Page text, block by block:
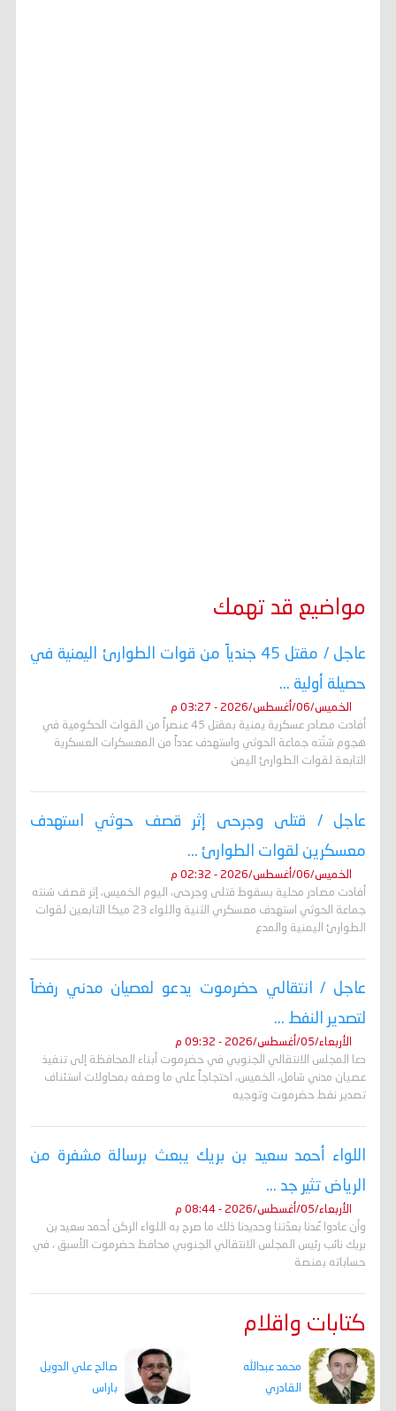
مواضيع قد تهمك
عاجل / مقتل 45 جندياً من قوات الطوارئ اليمنية في
حصيلة أولية ...
الخميس/06/أغسطس/2026 - 03:27 م
أفادت مصادر عسكرية يمنية بمقتل 45 عنصراً من القوات الحكومية في
هجوم شنّته جماعة الحوثي واستهدف عدداً من المعسكرات العسكرية
التابعة لقوات الطوارئ اليمن
عاجل / قتلى وجرحى إثر قصف حوثي استهدف
معسكرين لقوات الطوارئ ...
الخميس/06/أغسطس/2026 - 02:32 م
أفادت مصادر محلية بسقوط قتلى وجرحى، اليوم الخميس، إثر قصف شنته
جماعة الحوثي استهدف معسكري الثنية واللواء 23 ميكا التابعين لقوات
الطوارئ اليمنية والمدع
عاجل / انتقالي حضرموت يدعو لعصيان مدني رفضاً
لتصدير النفط ...
الأربعاء/05/أغسطس/2026 - 09:32 م
دعا المجلس الانتقالي الجنوبي في حضرموت أبناء المحافظة إلى تنفيذ
عصيان مدني شامل، الخميس، احتجاجاً على ما وصفه بمحاولات استئناف
تصدير نفط حضرموت وتوجيه
اللواء أحمد سعيد بن بريك يبعث برسالة مشفرة من
الرياض تثير جد ...
الأربعاء/05/أغسطس/2026 - 08:44 م
وأن عادوا عُدنا بعدّتنا وحديدنا ذلك ما صرح به اللواء الركن أحمد سعيد بن
بريك نائب رئيس المجلس الانتقالي الجنوبي محافظ حضرموت الأسبق ، في
حساباته بمنصة
كتابات واقلام
محمد عبدالله
القادري
صالح علي الدويل
باراس